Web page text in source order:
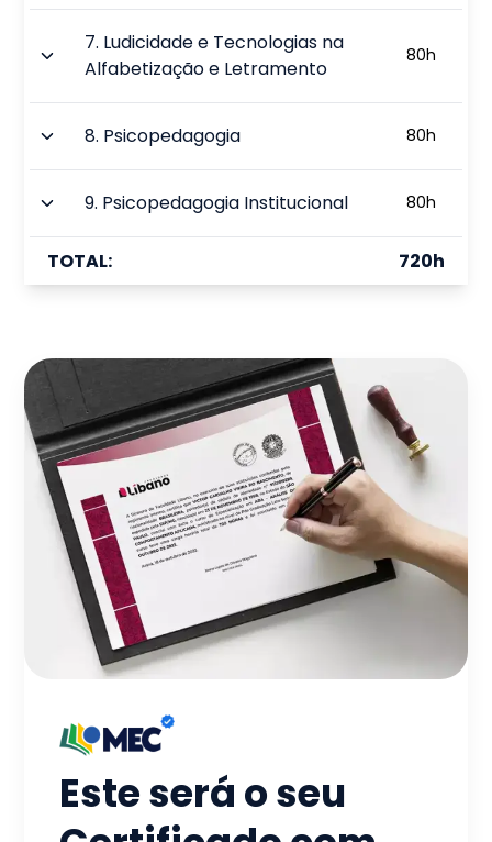
7. Ludicidade e Tecnologias na
Alfabetização e Letramento
80h
8. Psicopedagogia 80h
9. Psicopedagogia Institucional 80h
TOTAL: 720h
Este será o seu